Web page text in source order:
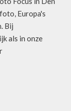
Europa's
Bij
als in onze